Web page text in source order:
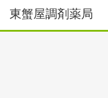
東蟹屋調剤薬局